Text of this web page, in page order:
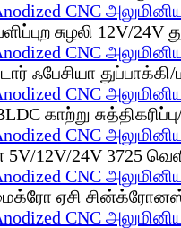
CNC
CNC
CNC
CNC
CNC
CNC